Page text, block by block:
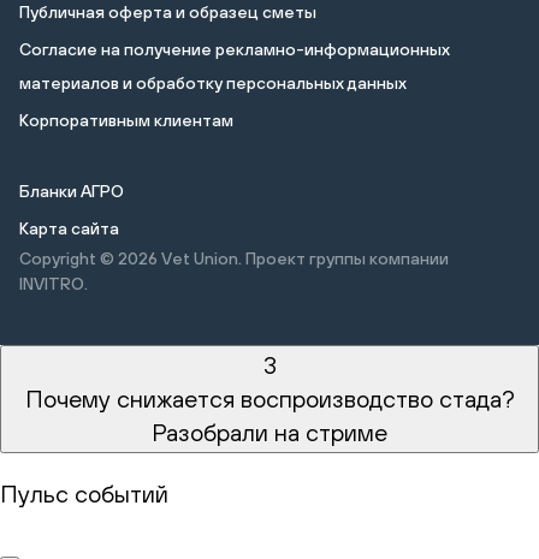
Публичная оферта и образец сметы
Cогласие на получение рекламно-информационных
материалов и обработку персональных данных
Корпоративным клиентам
Бланки АГРО
Карта сайта
Copyright © 2026 Vet Union. Проект группы компании
INVITRO.
3
Почему снижается воспроизводство стада?
Разобрали на стриме
Пульс событий